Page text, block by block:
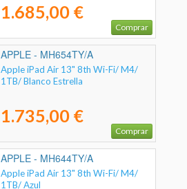
1.685,00 €
Comprar
APPLE - MH654TY/A
Apple iPad Air 13" 8th Wi-Fi/ M4/
1TB/ Blanco Estrella
1.735,00 €
Comprar
APPLE - MH644TY/A
Apple iPad Air 13" 8th Wi-Fi/ M4/
1TB/ Azul